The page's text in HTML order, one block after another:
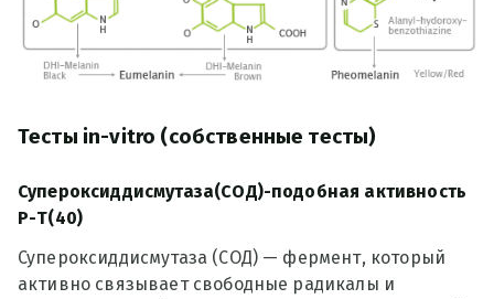
Тесты in-vitro (собственные тесты)
Супероксиддисмутаза(СОД)-подобная активность
Р-Т(40)
Супероксиддисмутаза (СОД) — фермент, который
активно связывает свободные радикалы и